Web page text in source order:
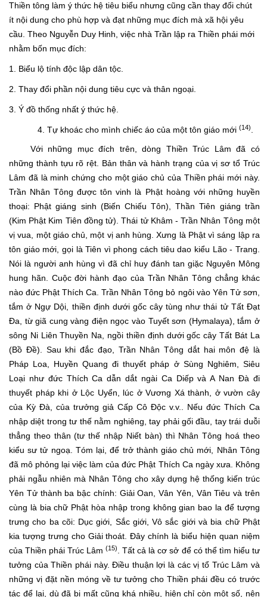
Thiền tông làm ý thức hệ tiêu biểu nhưng cũng cần thay đổi chút
ít nội dung cho phù hợp và đạt những mục đích mà xã hội yêu
cầu. Theo Nguyễn Duy Hinh, việc nhà Trần lập ra Thiền phái mới
nhằm bốn mục đích:
1. Biểu lộ tính độc lập dân tộc.
2. Thay đổi phần nội dung tiêu cực và thân ngoại.
3. Ý đồ thống nhất ý thức hệ.
4. Tự khoác cho mình chiếc áo của một tôn giáo mới (14)
Với những mục đích trên, dòng Thiền Trúc Lâm đã có
những thành tựu rõ rệt. Bản thân và hành trạng của vị sơ tổ Trúc
Lâm đã là minh chứng cho một giáo chủ của Thiền phái mới này.
Trần Nhân Tông được tôn vinh là Phật hoàng với những huyền
thoại: Phật giáng sinh (Biến Chiếu Tôn), Thần Tiên giáng trần
(Kim Phật Kim Tiên đồng tử). Thái tử Khâm - Trần Nhân Tông một
vị vua, một giáo chủ, một vị anh hùng. Xưng là Phật vì sáng lập ra
tôn giáo mới, gọi là Tiên vì phong cách tiêu dao kiểu Lão - Trang.
Nói là người anh hùng vì đã chỉ huy đánh tan giặc Nguyên Mông
hung hãn. Cuộc đời hành đạo của Trần Nhân Tông chẳng khác
nào đức Phật Thích Ca. Trần Nhân Tông bỏ ngôi vào Yên Tử sơn,
tắm ở Ngự Dội, thiền định dưới gốc cây tùng như thái tử Tất Đạt
Đa, từ giã cung vàng điện ngọc vào Tuyết sơn (Hymalaya), tắm ở
sông Ni Liên Thuyền Na, ngồi thiền định dưới gốc cây Tất Bát La
(Bồ Đề). Sau khi đắc đạo, Trần Nhân Tông dắt hai môn đệ là
Pháp Loa, Huyền Quang đi thuyết pháp ở Sùng Nghiêm, Siêu
Loại như đức Thích Ca dẫn dắt ngài Ca Diếp và A Nan Đà đi
thuyết pháp khi ở Lộc Uyển, lúc ở Vương Xá thành, ở vườn cây
của Kỳ Đà, của trưởng giả Cấp Cô Độc v.v.. Nếu đức Thích Ca
nhập diệt trong tư thế nằm nghiêng, tay phải gối đầu, tay trái duỗi
thẳng theo thân (tư thế nhập Niết bàn) thì Nhân Tông hoá theo
kiểu sư tử ngoạ. Tóm lại, để trở thành giáo chủ mới, Nhân Tông
đã mô phỏng lại việc làm của đức Phật Thích Ca ngày xưa. Không
phải ngẫu nhiên mà Nhân Tông cho xây dựng hệ thống kiến trúc
Yên Tử thành ba bậc chính: Giải Oan, Vân Yên, Vân Tiêu và trên
cùng là bia chữ Phật hòa nhập trong không gian bao la để tượng
trưng cho ba cõi: Dục giới, Sắc giới, Vô sắc giới và bia chữ Phật
kia tượng trưng cho Giải thoát. Đây chính là biểu hiện quan niệm
của Thiền phái Trúc Lâm(15)
. Tất cả là cơ sở để có thể tìm hiểu tư
tưởng của Thiền phái này. Điều thuận lợi là các vị tổ Trúc Lâm và
những vị đặt nền móng về tư tưởng cho Thiền phái đều có trước
tác để lại, dù đã bị mất cũng khá nhiều, hiện chỉ còn một số, nên